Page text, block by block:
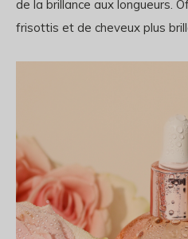
de la brillance aux longueurs.
frisottis et de cheveux plus